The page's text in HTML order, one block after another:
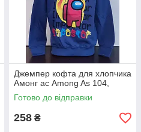
Джемпер кофта для хлопчика
Амонг ас Among As 104,
Готово до відправки
258 ₴